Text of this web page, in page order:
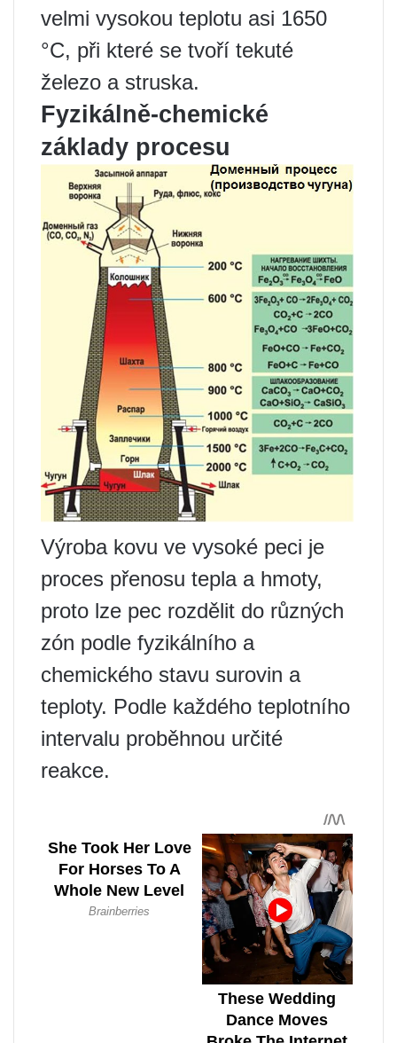
velmi vysokou teplotu asi 1650
°C, při které se tvoří tekuté
železo a struska.
Fyzikálně-chemické
základy procesu
Výroba kovu ve vysoké peci je
proces přenosu tepla a hmoty,
proto lze pec rozdělit do různých
zón podle fyzikálního a
chemického stavu surovin a
teploty. Podle každého teplotního
intervalu proběhnou určité
reakce.